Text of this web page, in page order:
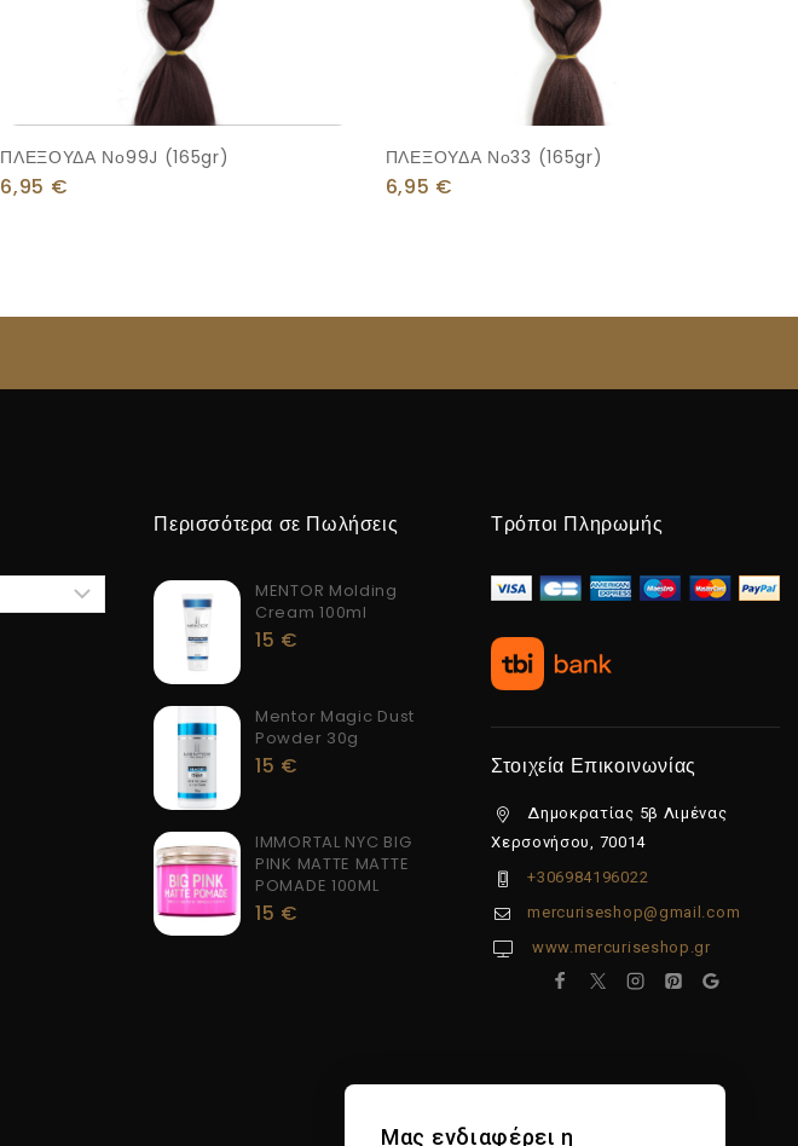
ΠΛΕΞΟΥΔΑ Νο99J (165gr)
6,95 €
ΠΛΕΞΟΥΔΑ Νο33 (165gr)
6,95 €
Περισσότερα σε Πωλήσεις
MENTOR Molding
Cream 100ml
15 €
Mentor Magic Dust
Powder 30g
15 €
IMMORTAL NYC BIG
PINK MATTE MATTE
POMADE 100ML
15 €
Τρόποι Πληρωμής
Στοιχεία Επικοινωνίας
Δημοκρατίας 5β Λιμένας
Χερσονήσου, 70014
+306984196022
mercuriseshop@gmail.com
www.mercuriseshop.gr
Μας ενδιαφέρει η